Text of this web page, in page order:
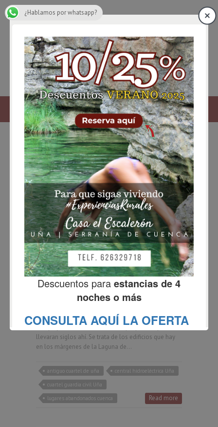
lugares abandonados cuenca
BLOG
El antiguo cuartel de Uña
Fernando
noviembre 30, 2014
6 Comments
Hace unos cuantos días, en uno de nuestros
otras muchas veces, pasamos justo al lado de un
complejo de edificios derruidos que parece que
llevaran siglos ahí. Se trata de los edificios que hay
en los márgenes de la Laguna de…
antiguo cuartel de uña
central hidroeléctrica Uña
cuartel guardia civil Uña
lugares abandonados cuenca
Read more
¿Hablamos por whatsapp?